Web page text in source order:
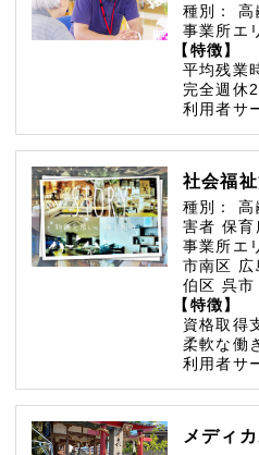
種別：
高
事業所エ
【特徴】
平均残業
完全週休
利用者サ
社会福
種別： 高
害者 保育
事業所エ
市南区 広
伯区 呉市
【特徴】
資格取得
柔軟な働
利用者サ
メディ